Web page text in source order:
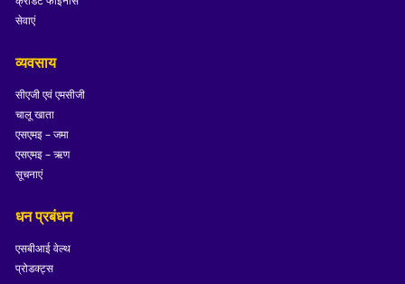
सेवाएं
व्यवसाय
सीएजी एवं एमसीजी
चालू खाता
एसएमइ – जमा
एसएमइ – ऋण
सूचनाएं
धन प्रबंधन
एसबीआई वेल्थ
प्रोडक्ट्स